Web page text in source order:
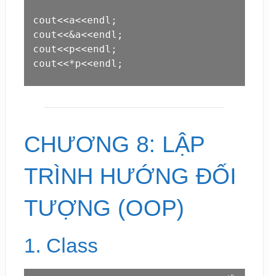
cout<<a<<endl;
cout<<&a<<endl;
cout<<p<<endl;
cout<<*p<<endl;
CHƯƠNG 8: LẬP
TRÌNH HƯỚNG ĐỐI
TƯỢNG (OOP)
1. Class